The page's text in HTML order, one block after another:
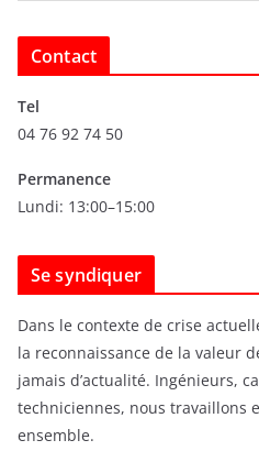
r
c
v
e
s
Contact
Tel
04 76 92 74 50
Permanence
Lundi: 13:00–15:00
Se syndiquer
Dans le contexte de crise
la reconnaissance de la valeur
jamais d’actualité. Ingénieurs,
techniciennes, nous travaillons
ensemble.